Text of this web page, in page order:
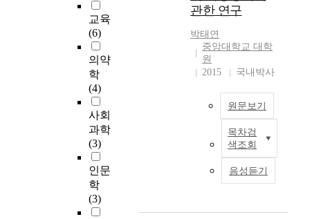
교육
(6)
의약
학
(4)
사회
과학
(3)
인문
학
(3)
관한 연구
박태연
중앙대학교 대학
원
2015
국내박사
원문보기
목차검
색조회
음성듣기